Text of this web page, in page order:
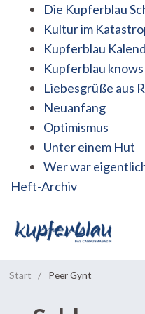
Die Kupferblau
Kultur im
Kupferblau
Kupferblau
Liebesgrüße aus
Neuanfang
Optimismus
Unter einem Hut
Wer war
Heft-Archiv
Start / Peer Gynt